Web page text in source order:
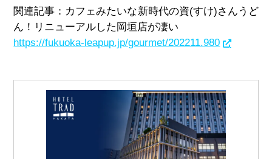
関連記事：カフェみたいな新時代の資(すけ)さんうど
ん！リニューアルした岡垣店が凄い
https://fukuoka-leapup.jp/gourmet/202211.980